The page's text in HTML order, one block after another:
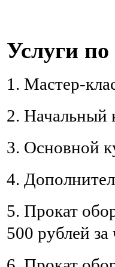
Услуги
1. Мастер-
2. Начальный
3. Основной
4.
5. Прокат
500 рублей